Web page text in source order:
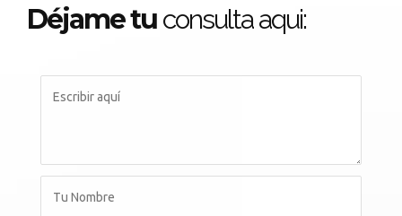
Déjame tu consulta aqui: